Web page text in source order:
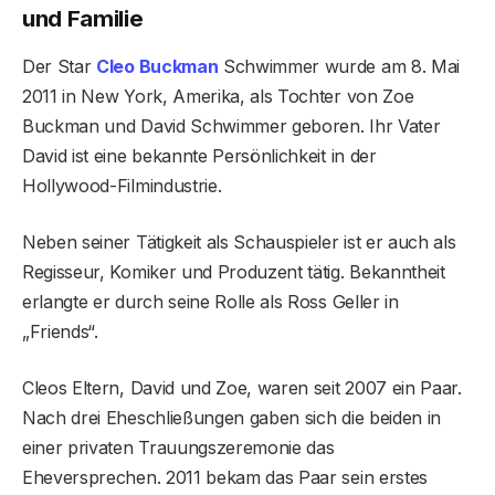
und Familie
Der Star Cleo Buckman Schwimmer wurde am 8. Mai
2011 in New York, Amerika, als Tochter von Zoe
Buckman und David Schwimmer geboren. Ihr Vater
David ist eine bekannte Persönlichkeit in der
Hollywood-Filmindustrie.
Neben seiner Tätigkeit als Schauspieler ist er auch als
Regisseur, Komiker und Produzent tätig. Bekanntheit
erlangte er durch seine Rolle als Ross Geller in
„Friends“.
Cleos Eltern, David und Zoe, waren seit 2007 ein Paar.
Nach drei Eheschließungen gaben sich die beiden in
einer privaten Trauungszeremonie das
Eheversprechen. 2011 bekam das Paar sein erstes